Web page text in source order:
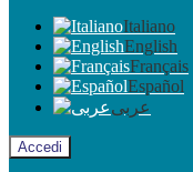
Italiano
English
Français
Español
عربى
Accedi